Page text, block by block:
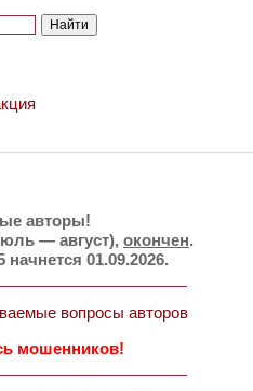
авторы!
— август), окончен.
01.09.2026.
вопросы авторов
мошенников!